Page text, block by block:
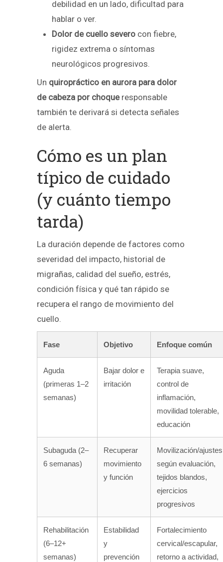
debilidad en un lado, dificultad para
hablar o ver.
Dolor de cuello severo con fiebre,
rigidez extrema o síntomas
neurológicos progresivos.
Un quiropráctico en aurora para dolor
de cabeza por choqueresponsable
también te derivará si detecta señales
de alerta.
Cómo es un plan
típico de cuidado
(y cuánto tiempo
tarda)
La duración depende de factores como
severidad del impacto, historial de
migrañas, calidad del sueño, estrés,
condición física y qué tan rápido se
recupera el rango de movimiento del
cuello.
Fase Objetivo Enfoque común
Aguda
(primeras 1–2
semanas)
Bajar dolor e
irritación
Terapia suave,
control de
inflamación,
movilidad tolerable,
educación
Subaguda (2–
6 semanas)
Recuperar
movimiento
y función
Movilización/ajustes
según evaluación,
tejidos blandos,
ejercicios
progresivos
Rehabilitación
(6–12+
semanas)
Estabilidad
y
prevención
Fortalecimiento
cervical/escapular,
retorno a actividad,